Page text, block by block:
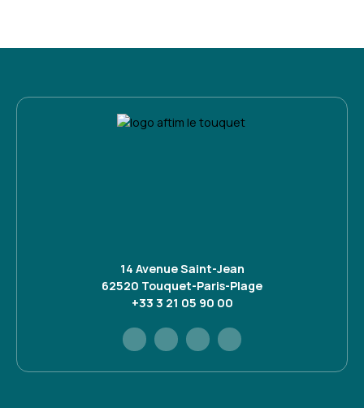
14 Avenue Saint-Jean
62520 Touquet-Paris-Plage
+33 3 21 05 90 00